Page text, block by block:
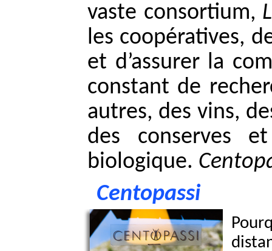
vaste consortium,
les coopératives,
et d’assurer la
constant de
autres, des vins,
des conserves
biologique.
Centopassi